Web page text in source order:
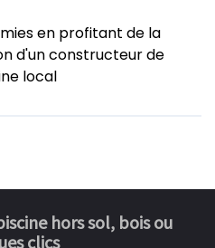
en profitant de la
d'un constructeur de
local
hors sol, bois ou
clics